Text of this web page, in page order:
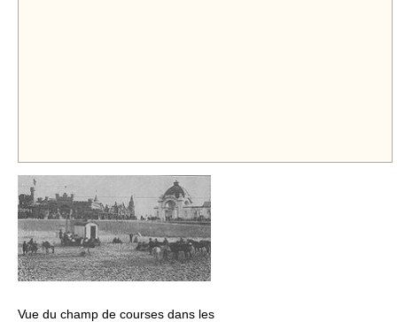
Vue du champ de courses dans les